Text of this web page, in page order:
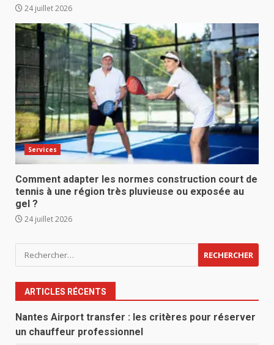
24 juillet 2026
Services
Comment adapter les normes construction court de
tennis à une région très pluvieuse ou exposée au
gel ?
24 juillet 2026
Rechercher :
ARTICLES RÉCENTS
Nantes Airport transfer : les critères pour réserver
un chauffeur professionnel